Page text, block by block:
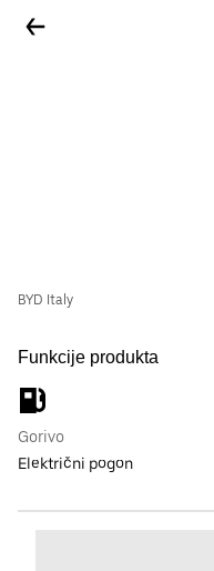
BYD Italy
Funkcije produkta
Gorivo
Električni pogon